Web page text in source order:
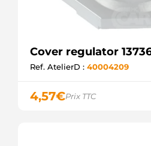
Cover regulator
Ref. AtelierD : 40004209
4,57€Prix TTC